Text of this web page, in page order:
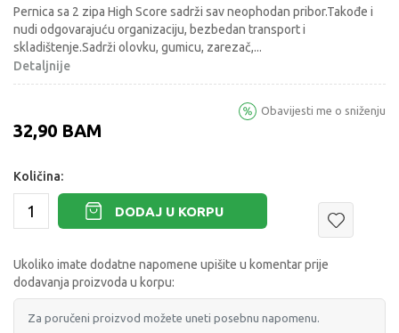
Pernica sa 2 zipa High Score sadrži sav neophodan pribor.Takođe i
nudi odgovarajuću organizaciju, bezbedan transport i
skladištenje.Sadrži olovku, gumicu, zarezač,...
Detaljnije
32,90 BAM
Obavijesti me o sniženju
Količina:
DODAJ U KORPU
Ukoliko imate dodatne napomene upišite u komentar prije
dodavanja proizvoda u korpu: